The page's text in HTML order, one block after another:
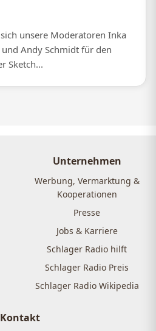
unsere Moderatoren Inka
Andy Schmidt für den
Sketch...
Unternehmen
Werbung, Vermarktung &
Kooperationen
Presse
Jobs & Karriere
Schlager Radio hilft
Schlager Radio Preis
Schlager Radio Wikipedia
Kontakt